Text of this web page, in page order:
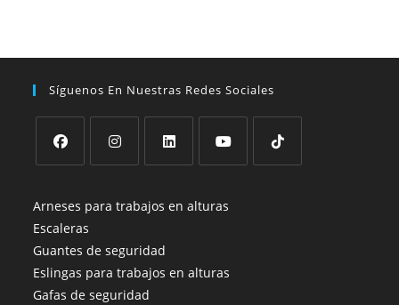
Síguenos En Nuestras Redes Sociales
abre
en
una
nueva
pestaña
abre
una
nueva
pestaña
abre
una
nueva
pestaña
abre
nueva
Arneses para trabajos en alturas
Escaleras
Guantes de seguridad
Eslingas para trabajos en alturas
Gafas de seguridad